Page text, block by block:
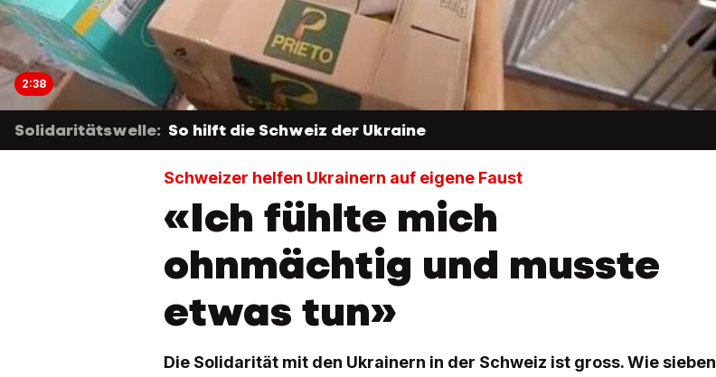
2:38
Solidaritätswelle: So hilft die Schweiz der Ukraine
Schweizer helfen Ukrainern auf eigene Faust
«Ich fühlte mich
ohnmächtig und musste
etwas tun»
Die Solidarität mit den Ukrainern in der Schweiz ist gross. Wie sieben